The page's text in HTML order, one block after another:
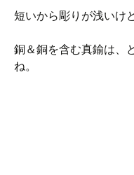
短いから彫りが浅いけ
銅＆銅を含む真鍮は、
ね。